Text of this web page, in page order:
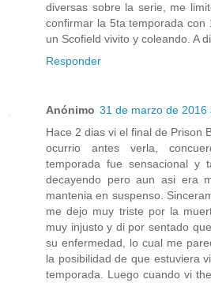
diversas sobre la serie, me
confirmar la 5ta temporada con
un Scofield vivito y coleando. A
Responder
Anónimo 31 de marzo de 2016
Hace 2 dias vi el final de Prison
ocurrio antes verla,
temporada fue sensacional y
decayendo pero aun asi era
mantenia en suspenso.
me dejo muy triste por la
muy injusto y di por sentado
su enfermedad, lo cual me
la posibilidad de que estuviera
temporada. Luego cuando vi